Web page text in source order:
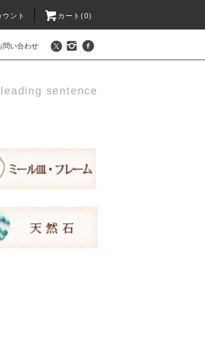
ウント カート(0)
問い合わせ
sentence